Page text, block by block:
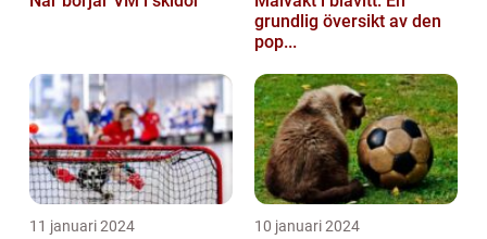
grundlig översikt av den
pop...
11 januari 2024 10 januari 2024